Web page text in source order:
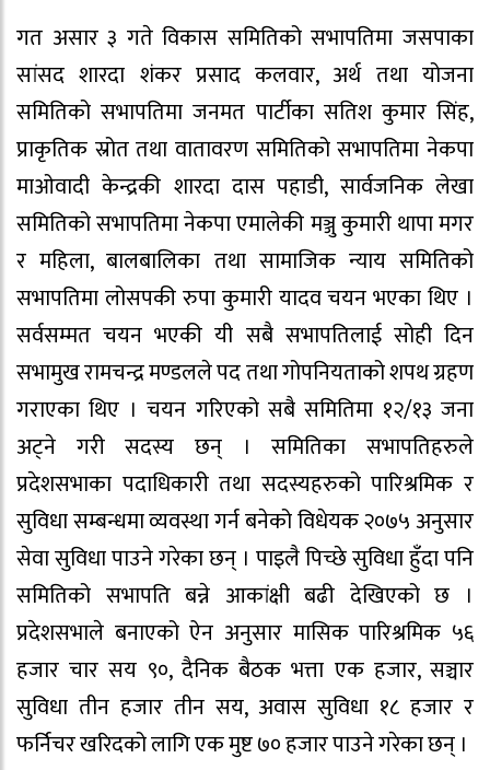
गत असार ३ गते विकास समितिको सभापतिमा जसपाका
सांसद शारदा शंकर प्रसाद कलवार, अर्थ तथा योजना
समितिको सभापतिमा जनमत पार्टीका सतिश कुमार सिंह,
प्राकृतिक स्रोत तथा वातावरण समितिको सभापतिमा नेकपा
माओवादी केन्द्रकी शारदा दास पहाडी, सार्वजनिक लेखा
समितिको सभापतिमा नेकपा एमालेकी मञ्जु कुमारी थापा मगर
र महिला, बालबालिका तथा सामाजिक न्याय समितिको
सभापतिमा लोसपकी रुपा कुमारी यादव चयन भएका थिए ।
सर्वसम्मत चयन भएकी यी सबै सभापतिलाई सोही दिन
सभामुख रामचन्द्र मण्डलले पद तथा गोपनियताको शपथ ग्रहण
गराएका थिए । चयन गरिएको सबै समितिमा १२/१३ जना
अट्ने गरी सदस्य छन् । समितिका सभापतिहरुले
प्रदेशसभाका पदाधिकारी तथा सदस्यहरुको पारिश्रमिक र
सुविधा सम्बन्धमा व्यवस्था गर्न बनेको विधेयक २०७५ अनुसार
सेवा सुविधा पाउने गरेका छन् । पाइलै पिच्छे सुविधा हुँदा पनि
समितिको सभापति बन्ने आकांक्षी बढी देखिएको छ ।
प्रदेशसभाले बनाएको ऐन अनुसार मासिक पारिश्रमिक ५६
हजार चार सय ९०, दैनिक बैठक भत्ता एक हजार, सञ्चार
सुविधा तीन हजार तीन सय, अवास सुविधा १८ हजार र
फर्निचर खरिदको लागि एक मुष्ट ७० हजार पाउने गरेका छन् ।